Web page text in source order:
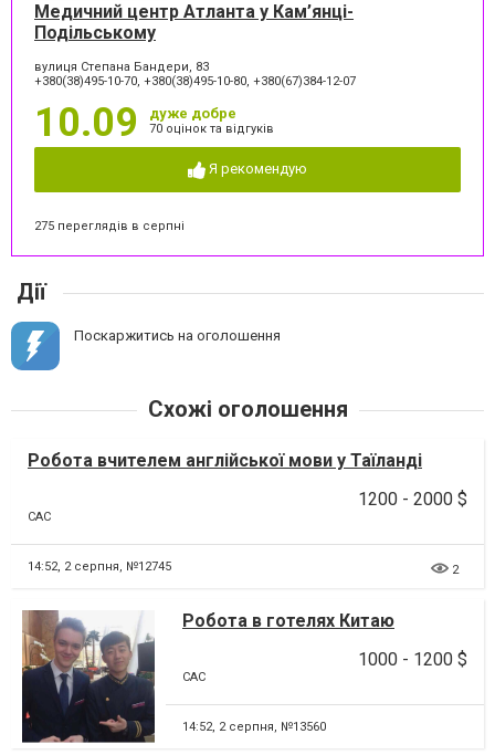
Медичний центр Атланта у Кам’янці-
Подільському
вулиця Степана Бандери, 83
+380(38)495-10-70, +380(38)495-10-80, +380(67)384-12-07
10.09 дуже добре
70 оцінок та відгуків
Я рекомендую
275 переглядів в серпні
Дії
Поскаржитись на оголошення
Схожі оголошення
Робота вчителем англійської мови у Таїланді
1200 - 2000 $
CAC
14:52, 2 серпня, №12745 2
Робота в готелях Китаю
1000 - 1200 $
CAC
14:52, 2 серпня, №13560